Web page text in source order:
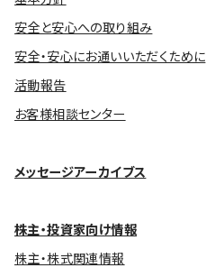
安全と安心への取り組み
安全・安心にお通いいただくために
活動報告
お客様相談センター
メッセージアーカイブス
株主・投資家向け情報
株主・株式関連情報